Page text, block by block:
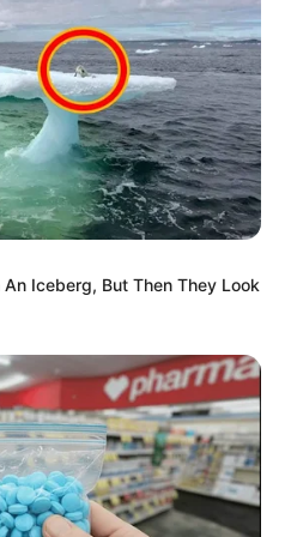
—braço de investimentos do
por e-mail a atualização do
de Atuação (RPA).
Iceberg, But Then They Look